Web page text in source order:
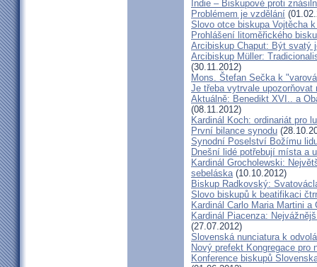
Indie – Biskupové proti
Problémem je vzdělání
Slovo otce biskupa Vojtěcha
Prohlášení litoměřického
Arcibiskup Chaput: Být svatý
Arcibiskup Müller:
(30.11.2012)
Mons. Štefan Sečka k
Je třeba vytrvale
Aktuálně: Benedikt XVI.. a
(08.11.2012)
Kardinál Koch: ordinariát pro
První bilance synodu
Synodní Poselství Božímu
Dnešní lidé potřebují místa a
Kardinál Grocholewski:
sebeláska(10.10.2012)
Biskup Radkovský:
Slovo biskupů k beatifikaci
Kardinál Carlo Maria Martini
Kardinál Piacenza:
(27.07.2012)
Slovenská nunciatura k
Nový prefekt Kongregace pro
Konference biskupů